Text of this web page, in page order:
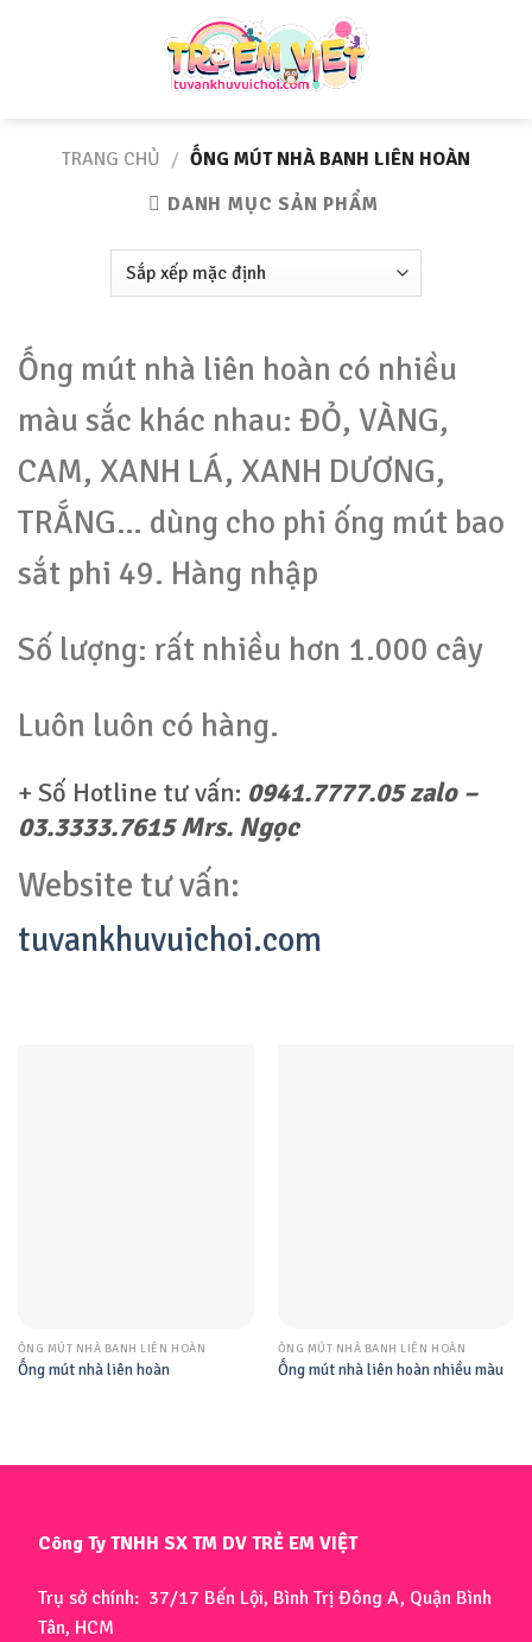
TRANG CHỦ / ỐNG MÚT NHÀ BANH LIÊN HOÀN
DANH MỤC SẢN PHẨM
Ống mút nhà liên hoàn có nhiều
màu sắc khác nhau: ĐỎ, VÀNG,
CAM, XANH LÁ, XANH DƯƠNG,
TRẮNG… dùng cho phi ống mút bao
sắt phi 49. Hàng nhập
Số lượng: rất nhiều hơn 1.000 cây
Luôn luôn có hàng.
+ Số Hotline tư vấn: 0941.7777.05 zalo –
03.3333.7615 Mrs. Ngọc
Website tư vấn:
tuvankhuvuichoi.com
ỐNG MÚT NHÀ BANH LIÊN HOÀN
Ống mút nhà liên hoàn
ỐNG MÚT NHÀ BANH LIÊN HOÀN
Ống mút nhà liên hoàn nhiều màu
Công Ty TNHH SX TM DV TRẺ EM VIỆT
Trụ sở chính: 37/17 Bến Lội, Bình Trị Đông A, Quận Bình
Tân, HCM